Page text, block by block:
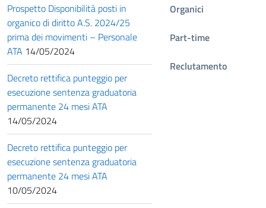
Organici
Part-time
Reclutamento
Prospetto Disponibilità posti in
organico di diritto A.S. 2024/25
prima dei movimenti – Personale
ATA 14/05/2024
Decreto rettifica punteggio per
esecuzione sentenza graduatoria
permanente 24 mesi ATA
14/05/2024
Decreto rettifica punteggio per
esecuzione sentenza graduatoria
permanente 24 mesi ATA
10/05/2024